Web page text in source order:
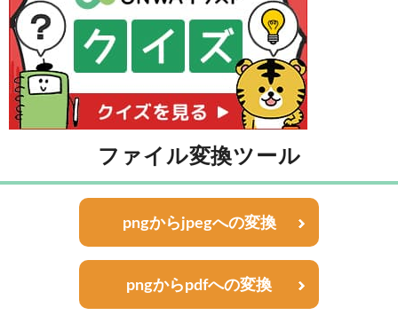
ファイル変換ツール
pngからjpegへの変換
pngからpdfへの変換